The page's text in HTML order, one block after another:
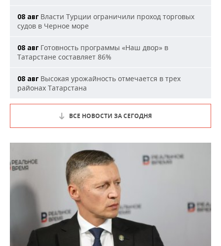
08 авг Власти Турции ограничили проход торговых
судов в Черное море
08 авг Готовность программы «Наш двор» в
Татарстане составляет 86%
08 авг Высокая урожайность отмечается в трех
районах Татарстана
ВСЕ НОВОСТИ ЗА СЕГОДНЯ